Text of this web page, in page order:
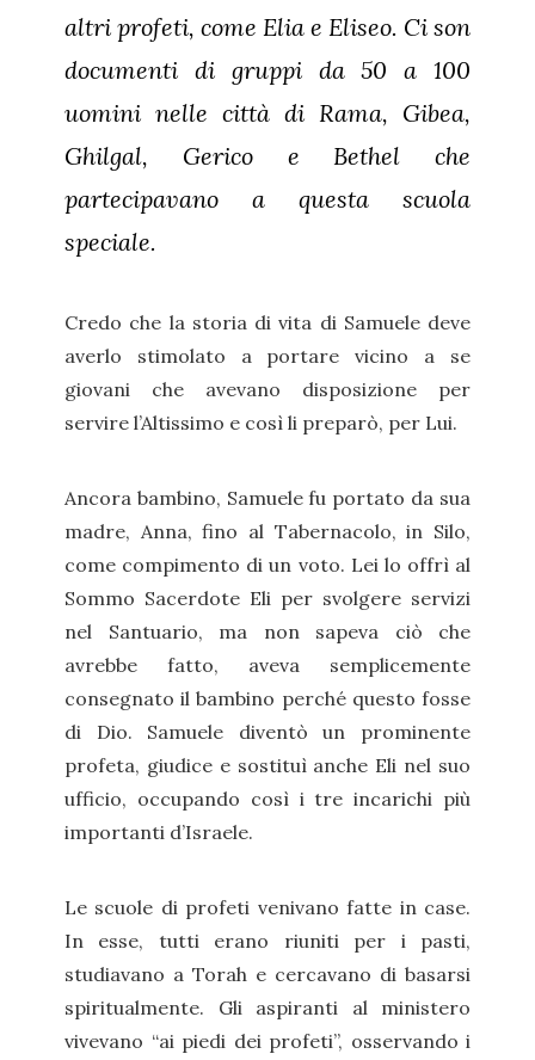
altri profeti, come Elia e Eliseo. Ci son
documenti di gruppi da 50 a 100
uomini nelle città di Rama, Gibea,
Ghilgal, Gerico e Bethel che
partecipavano a questa scuola
speciale.
Credo che la storia di vita di Samuele deve
averlo stimolato a portare vicino a se
giovani che avevano disposizione per
servire l’Altissimo e così li preparò, per Lui.
Ancora bambino, Samuele fu portato da sua
madre, Anna, fino al Tabernacolo, in Silo,
come compimento di un voto. Lei lo offrì al
Sommo Sacerdote Eli per svolgere servizi
nel Santuario, ma non sapeva ciò che
avrebbe fatto, aveva semplicemente
consegnato il bambino perché questo fosse
di Dio. Samuele diventò un prominente
profeta, giudice e sostituì anche Eli nel suo
ufficio, occupando così i tre incarichi più
importanti d’Israele.
Le scuole di profeti venivano fatte in case.
In esse, tutti erano riuniti per i pasti,
studiavano a Torah e cercavano di basarsi
spiritualmente. Gli aspiranti al ministero
vivevano “ai piedi dei profeti”, osservando i